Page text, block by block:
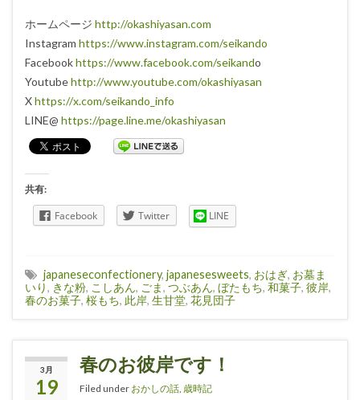
ホームページ http://okashiyasan.com
Instagram https://www.instagram.com/seikando
Facebookhttps://www.facebook.com/seikando
Youtubehttp://www.youtube.com/okashiyasan
Xhttps://x.com/seikando_info
LINE@ https://page.line.me/okashiyasan
共有:
Facebook Twitter LINE
japaneseconfectionery, japanesesweets, おはぎ, お墓ま
いり, きな粉, こしあん, ごま, つぶあん, ぼたもち, 和菓子, 彼岸,
春のお菓子, 桜もち, 此岸, 生甘堂, 花見団子
3月
19
春のお彼岸です！
Filed under おかしの話, 歳時記